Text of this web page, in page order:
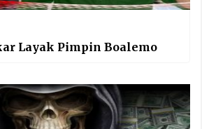
Layak Pimpin Boalemo